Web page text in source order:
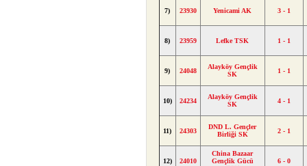
7) 23930 Yenicami AK 3 - 1
8) 23959 Lefke TSK 1 - 1
9) 24048
Alayköy Gençlik
SK
1 - 1
10) 24234
Alayköy Gençlik
SK
4 - 1
11) 24303
DND L. Gençler
Birliği SK
2 - 1
12) 24010
China Bazaar
Gençlik Gücü
6 - 0